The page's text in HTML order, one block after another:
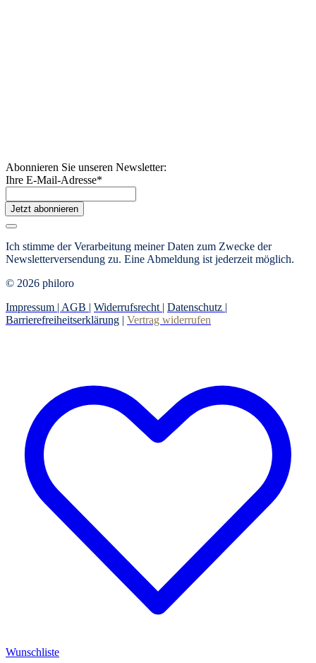
Abonnieren Sie unseren Newsletter:
Ihre E-Mail-Adresse*
Jetzt abonnieren
Ich stimme der Verarbeitung meiner Daten zum Zwecke der
Newsletterversendung zu. Eine Abmeldung ist jederzeit möglich.
© 2026 philoro
Impressum | AGB | Widerrufsrecht | Datenschutz |
Barrierefreiheitserklärung | Vertrag widerrufen
Wunschliste